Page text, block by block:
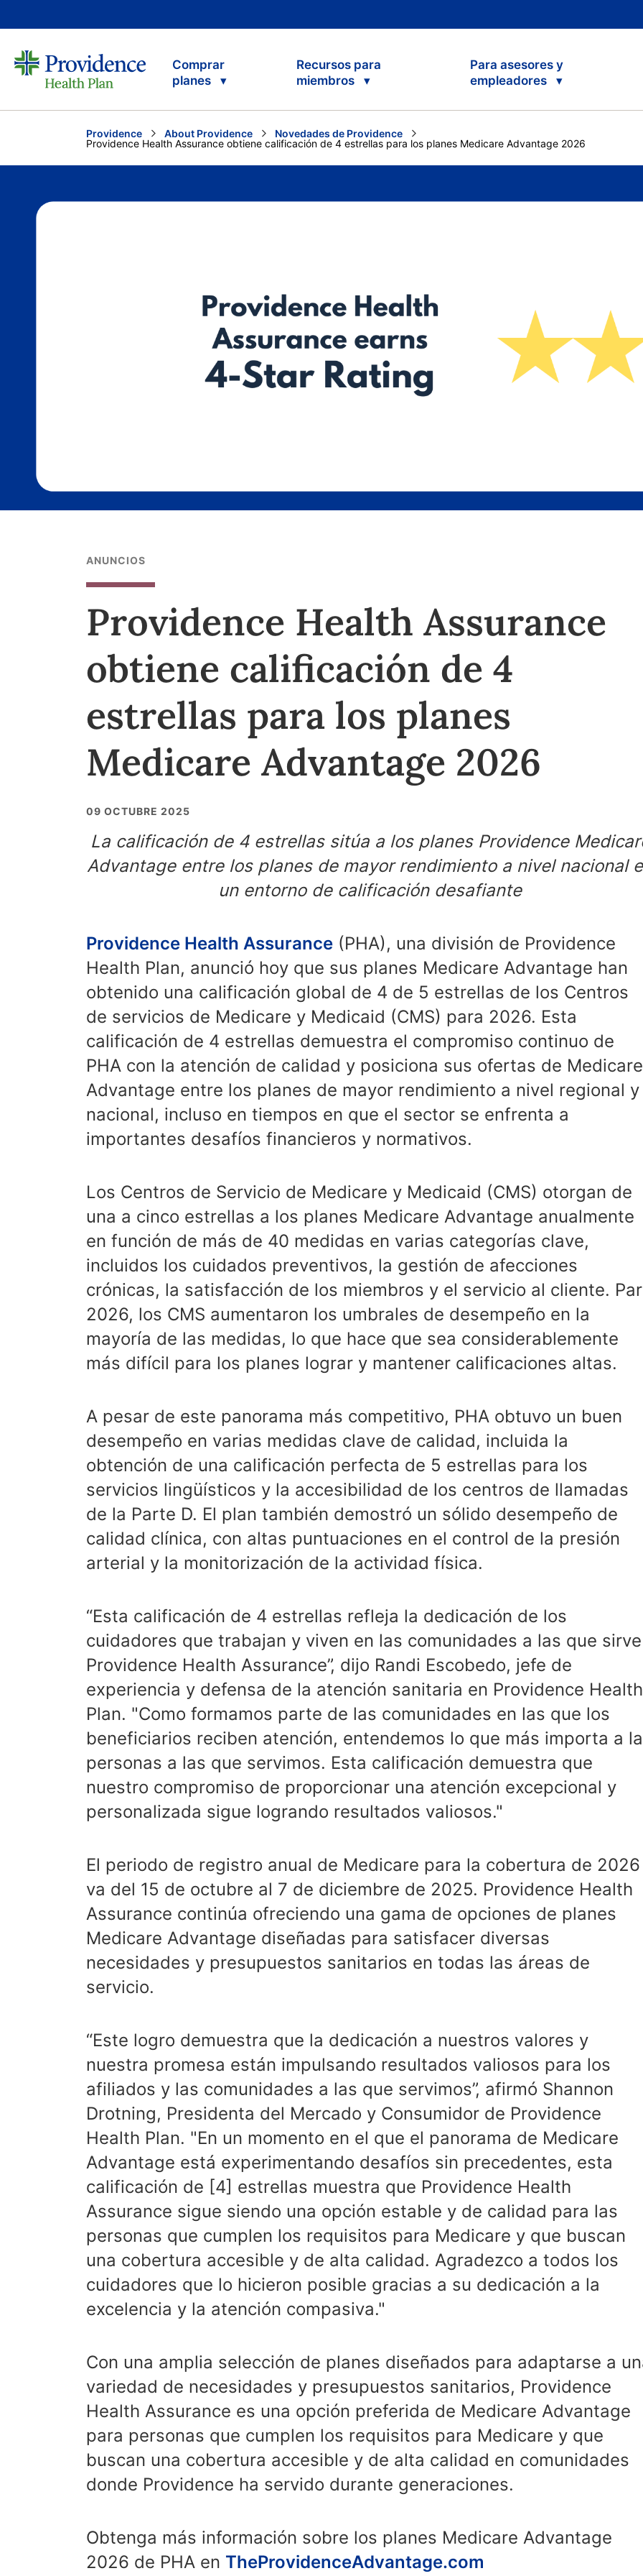
Comprar
planes
Recursos para
miembros
Para asesores y
empleadores
Providence About Providence
Novedades de Providence
Current:
Providence Health Assurance obtiene calificación de 4 estrellas para los planes Medicare Advantage 2026
ANUNCIOS
Providence Health Assurance
obtiene calificación de 4
estrellas para los planes
Medicare Advantage 2026
09 OCTUBRE 2025
La calificación de 4 estrellas sitúa a los planes Providence
Advantage entre los planes de mayor rendimiento a nivel nacional
un entorno de calificación desafiante
Providence Health Assurance (PHA), una división de Providence
Health Plan, anunció hoy que sus planes Medicare Advantage han
obtenido una calificación global de 4 de 5 estrellas de los Centros
de servicios de Medicare y Medicaid (CMS) para 2026. Esta
calificación de 4 estrellas demuestra el compromiso continuo de
PHA con la atención de calidad y posiciona sus ofertas de Medicare
Advantage entre los planes de mayor rendimiento a nivel regional y
nacional, incluso en tiempos en que el sector se enfrenta a
importantes desafíos financieros y normativos.
Los Centros de Servicio de Medicare y Medicaid (CMS) otorgan de
una a cinco estrellas a los planes Medicare Advantage anualmente
en función de más de 40 medidas en varias categorías clave,
incluidos los cuidados preventivos, la gestión de afecciones
crónicas, la satisfacción de los miembros y el servicio al cliente.
2026, los CMS aumentaron los umbrales de desempeño en la
mayoría de las medidas, lo que hace que sea considerablemente
más difícil para los planes lograr y mantener calificaciones altas.
A pesar de este panorama más competitivo, PHA obtuvo un buen
desempeño en varias medidas clave de calidad, incluida la
obtención de una calificación perfecta de 5 estrellas para los
servicios lingüísticos y la accesibilidad de los centros de llamadas
de la Parte D. El plan también demostró un sólido desempeño de
calidad clínica, con altas puntuaciones en el control de la presión
arterial y la monitorización de la actividad física.
“Esta calificación de 4 estrellas refleja la dedicación de los
cuidadores que trabajan y viven en las comunidades a las que sirve
Providence Health Assurance”, dijo Randi Escobedo, jefe de
experiencia y defensa de la atención sanitaria en Providence Health
Plan. "Como formamos parte de las comunidades en las que los
beneficiarios reciben atención, entendemos lo que más importa a
personas a las que servimos. Esta calificación demuestra que
nuestro compromiso de proporcionar una atención excepcional y
personalizada sigue logrando resultados valiosos."
El periodo de registro anual de Medicare para la cobertura de 2026
va del 15 de octubre al 7 de diciembre de 2025. Providence Health
Assurance continúa ofreciendo una gama de opciones de planes
Medicare Advantage diseñadas para satisfacer diversas
necesidades y presupuestos sanitarios en todas las áreas de
servicio.
“Este logro demuestra que la dedicación a nuestros valores y
nuestra promesa están impulsando resultados valiosos para los
afiliados y las comunidades a las que servimos”, afirmó Shannon
Drotning, Presidenta del Mercado y Consumidor de Providence
Health Plan. "En un momento en el que el panorama de Medicare
Advantage está experimentando desafíos sin precedentes, esta
calificación de [4] estrellas muestra que Providence Health
Assurance sigue siendo una opción estable y de calidad para las
personas que cumplen los requisitos para Medicare y que buscan
una cobertura accesible y de alta calidad. Agradezco a todos los
cuidadores que lo hicieron posible gracias a su dedicación a la
excelencia y la atención compasiva."
Con una amplia selección de planes diseñados para adaptarse a
variedad de necesidades y presupuestos sanitarios, Providence
Health Assurance es una opción preferida de Medicare Advantage
para personas que cumplen los requisitos para Medicare y que
buscan una cobertura accesible y de alta calidad en comunidades
donde Providence ha servido durante generaciones.
Obtenga más información sobre los planes Medicare Advantage
2026 de PHA en TheProvidenceAdvantage.com